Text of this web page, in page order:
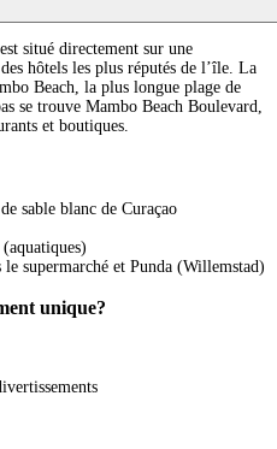
situé directement sur une
hôtels les plus réputés de l’île. La
Beach, la plus longue plage de
se trouve Mambo Beach Boulevard,
et boutiques.
sable blanc de Curaçao
supermarché et Punda (Willemstad)
unique?